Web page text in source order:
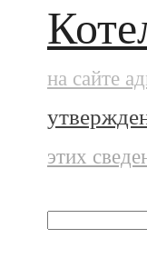
на сайте
этих